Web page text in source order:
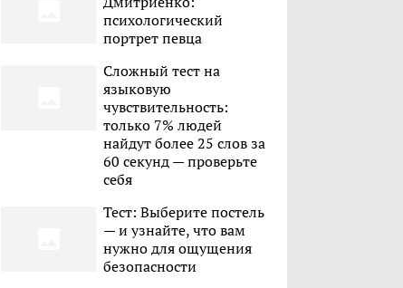
психологический
портрет певца
Сложный тест на
языковую
чувствительность:
только 7% людей
найдут более 25 слов за
60 секунд — проверьте
себя
Тест: Выберите постель
— и узнайте, что вам
нужно для ощущения
безопасности